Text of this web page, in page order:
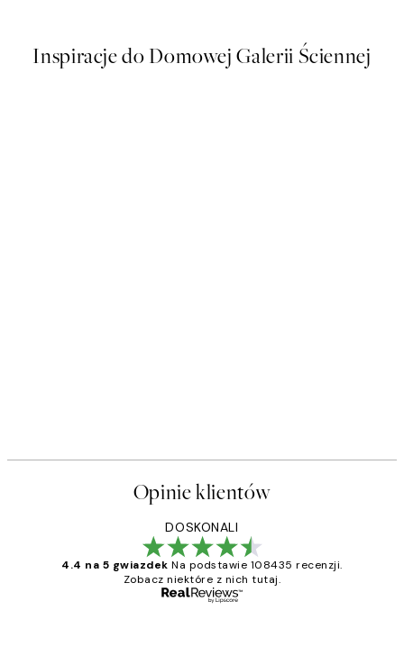
Inspiracje do Domowej Galerii Ściennej
Opinie klientów
DOSKONALI
4.4 na 5 gwiazdek Na podstawie 108435 recenzji.
Zobacz niektóre z nich tutaj.